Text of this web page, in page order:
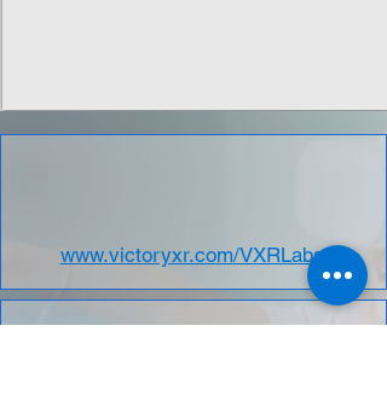
www.victoryxr.com/VXRLabs/